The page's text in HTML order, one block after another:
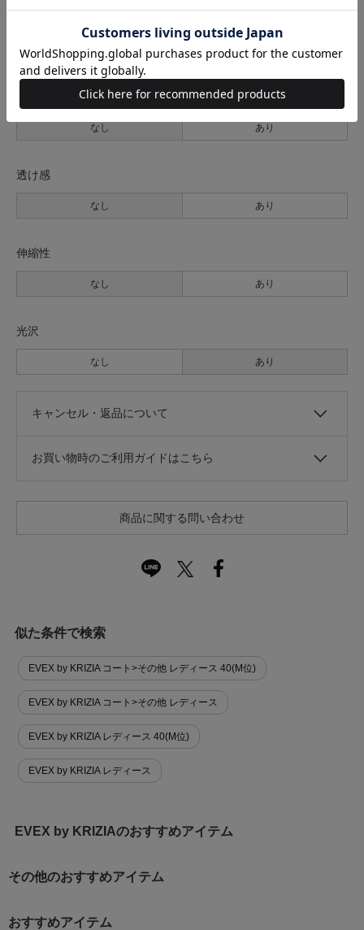
薄手 普通 厚手
なし あり
透け感
なし あり
伸縮性
なし あり
光沢
なし あり
キャンセル・返品について
お買い物時のご利用ガイドはこちら
商品に関する問い合わせ
似た条件で検索
EVEX by KRIZIA コート>その他 レディース 40(M位)
EVEX by KRIZIA コート>その他 レディース
EVEX by KRIZIA レディース 40(M位)
EVEX by KRIZIA レディース
EVEX by KRIZIAのおすすめアイテム
その他のおすすめアイテム
おすすめアイテム